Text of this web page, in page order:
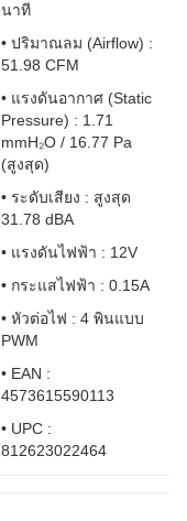
นาที
• ปริมาณลม (Airflow) :
51.98 CFM
• แรงดันอากาศ (Static
Pressure) : 1.71
mmH₂O / 16.77 Pa
(สูงสุด)
• ระดับเสียง : สูงสุด
31.78 dBA
• แรงดันไฟฟ้า : 12V
• กระแสไฟฟ้า : 0.15A
• หัวต่อไฟ : 4 พินแบบ
PWM
• EAN :
4573615590113
• UPC :
812623022464